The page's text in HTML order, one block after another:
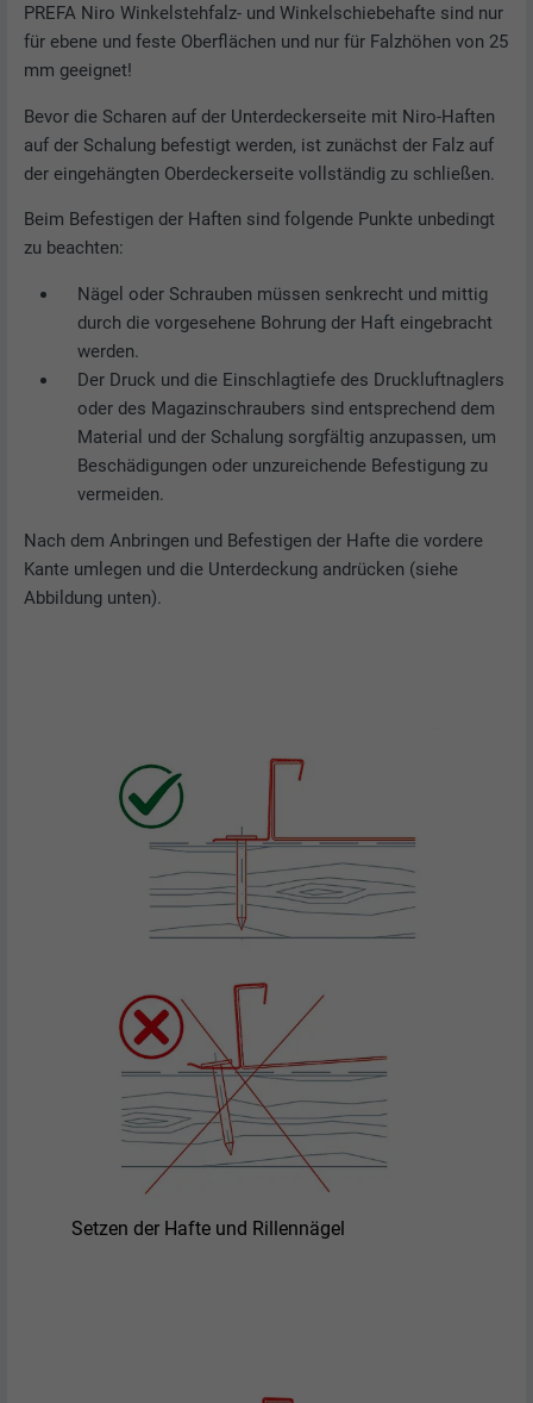
PREFA Niro Winkelstehfalz- und Winkelschiebehafte sind nur
für ebene und feste Oberflächen und nur für Falzhöhen von 25
mm geeignet!
Bevor die Scharen auf der Unterdeckerseite mit Niro-Haften
auf der Schalung befestigt werden, ist zunächst der Falz auf
der eingehängten Oberdeckerseite vollständig zu schließen.
Beim Befestigen der Haften sind folgende Punkte unbedingt
zu beachten:
Nägel oder Schrauben müssen senkrecht und mittig
durch die vorgesehene Bohrung der Haft eingebracht
werden.
Der Druck und die Einschlagtiefe des Druckluftnaglers
oder des Magazinschraubers sind entsprechend dem
Material und der Schalung sorgfältig anzupassen, um
Beschädigungen oder unzureichende Befestigung zu
vermeiden.
Nach dem Anbringen und Befestigen der Hafte die vordere
Kante umlegen und die Unterdeckung andrücken (siehe
Abbildung unten).
Setzen der Hafte und Rillennägel